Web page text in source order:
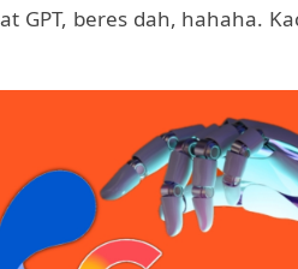
GPT, beres dah, hahaha.
1